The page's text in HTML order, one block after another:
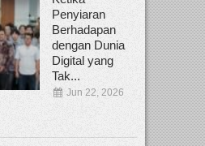
Penyiaran
Berhadapan
dengan Dunia
Digital yang
Tak...
Jun 22, 2026